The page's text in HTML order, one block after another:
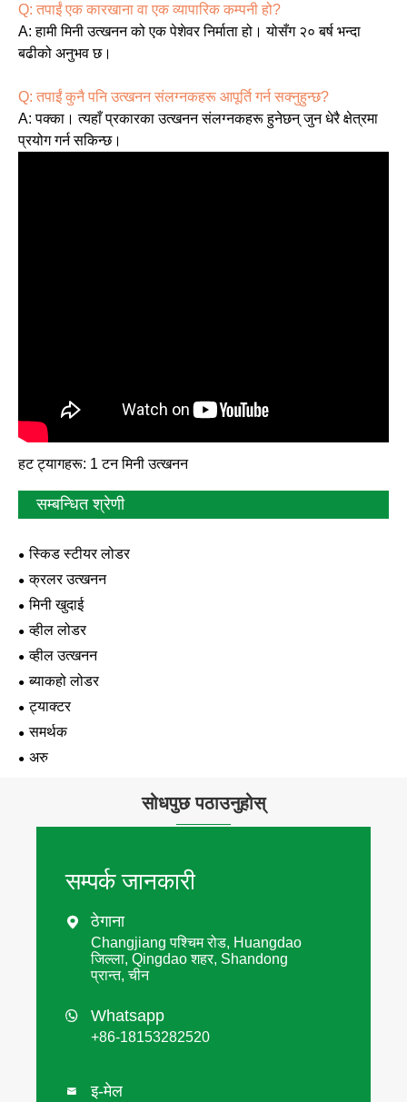
Q: तपाईं एक कारखाना वा एक व्यापारिक कम्पनी हो?
A: हामी मिनी उत्खनन को एक पेशेवर निर्माता हो। योसँग २० बर्ष भन्दा
बढीको अनुभव छ।
Q: तपाईं कुनै पनि उत्खनन संलग्नकहरू आपूर्ति गर्न सक्नुहुन्छ?
A: पक्का। त्यहाँ प्रकारका उत्खनन संलग्नकहरू हुनेछन् जुन धेरै क्षेत्रमा
प्रयोग गर्न सकिन्छ।
हट ट्यागहरू: 1 टन मिनी उत्खनन
सम्बन्धित श्रेणी
स्किड स्टीयर लोडर
क्रलर उत्खनन
मिनी खुदाई
व्हील लोडर
व्हील उत्खनन
ब्याकहो लोडर
ट्याक्टर
समर्थक
अरु
सोधपुछ पठाउनुहोस्
सम्पर्क जानकारी
 ठेगाना
Changjiang पश्चिम रोड, Huangdao
जिल्ला, Qingdao शहर, Shandong
प्रान्त, चीन
 Whatsapp
+86-18153282520
 इ-मेल